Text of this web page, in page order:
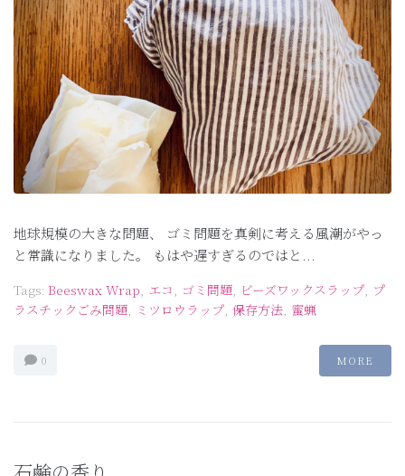
地球規模の大きな問題、 ゴミ問題を真剣に考える風潮がやっ
と常識になりました。 もはや遅すぎるのではと...
Tags: Beeswax Wrap, エコ, ゴミ問題, ビーズワックスラップ, プ
ラスチックごみ問題, ミツロウラップ, 保存方法, 蜜蝋
0 MORE